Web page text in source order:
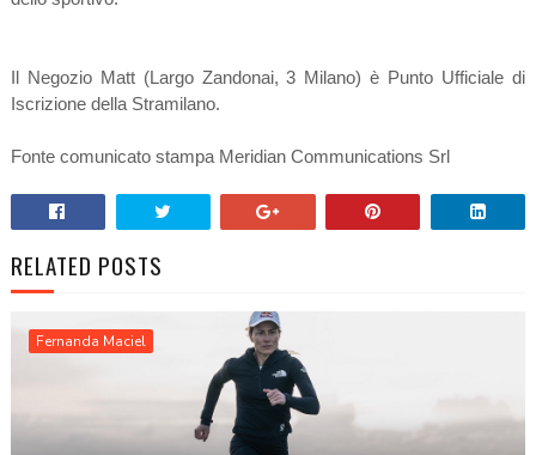
Il Negozio Matt (Largo Zandonai, 3 Milano) è Punto Ufficiale di
Iscrizione della Stramilano.
Fonte comunicato stampa Meridian Communications Srl
RELATED POSTS
Fernanda Maciel